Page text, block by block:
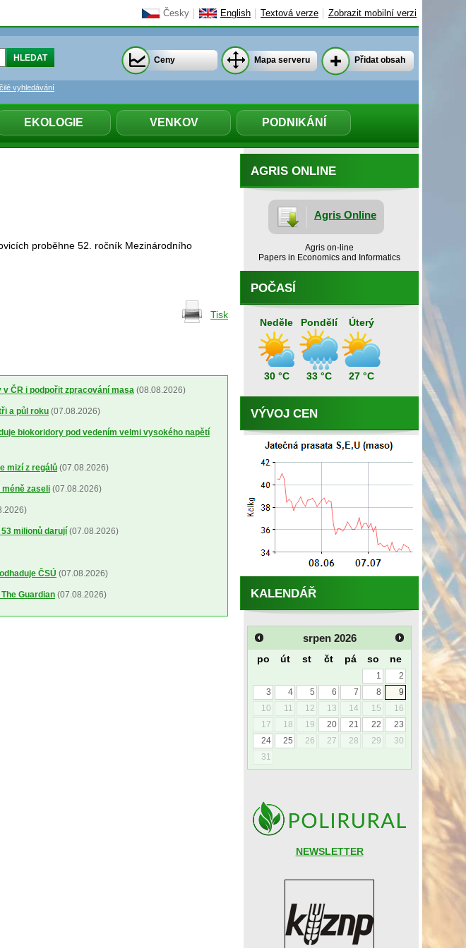
Česky English Textová verze Zobrazit mobilní verzi
EKOLOGIE VENKOV PODNIKÁNÍ
vyhledávání
Ceny Mapa serveru Přidat obsah
proběhne 52. ročník Mezinárodního
Tisk
ČR i podpořit zpracování masa (08.08.2026)
a půl roku (07.08.2026)
biokoridory pod vedením velmi vysokého napětí
mizí z regálů (07.08.2026)
zaseli (07.08.2026)
milionů darují (07.08.2026)
ČSÚ (07.08.2026)
Guardian (07.08.2026)
AGRIS ONLINE
Agris Online
Agris on-line
Papers in Economics and Informatics
POČASÍ
Neděle
30 °C
Pondělí
33 °C
Úterý
27 °C
VÝVOJ CEN
KALENDÁŘ
srpen 2026
po út st čt pá so ne
1
2
3
4 5 6 7 8
9
10
11 12 13 14 15
16
17
18 19 20 21 22
23
24
25 26 27 28 29
30
31
NEWSLETTER